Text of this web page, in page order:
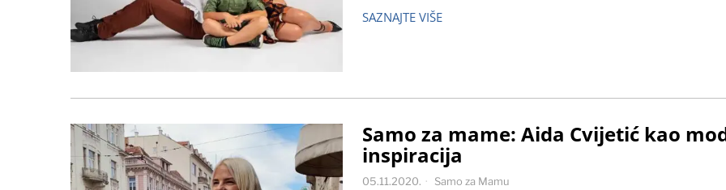
SAZNAJTE VIŠE
Samo za mame: Aida Cvijetić kao
inspiracija
05.11.2020. Samo za Mamu